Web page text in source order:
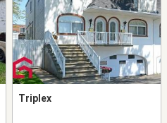
Triplex